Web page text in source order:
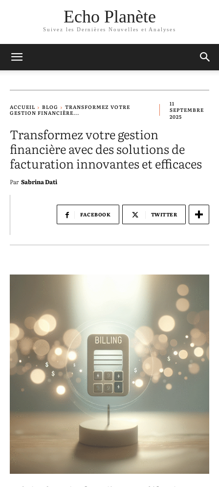
Echo Planète
Suivez les Dernières Nouvelles et Analyses
ACCUEIL BLOG
TRANSFORMEZ VOTRE
GESTION FINANCIÈRE...
11
SEPTEMBRE
2025
Transformez votre gestion
financière avec des solutions de
facturation innovantes et efficaces
Par Sabrina Dati
FACEBOOK TWITTER